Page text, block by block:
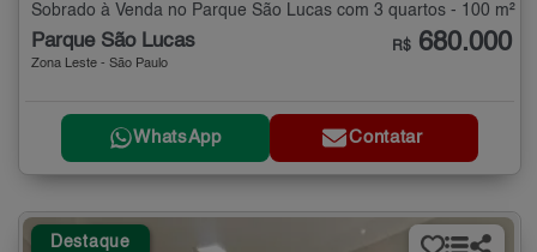
Sobrado à Venda no Parque São Lucas com 3 quartos - 100 m²
Parque São Lucas
Zona Leste - São Paulo
R$ 680.000
WhatsApp Contatar
Destaque